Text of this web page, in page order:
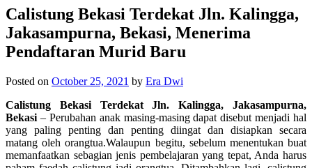
Calistung Bekasi Terdekat Jln. Kalingga,
Jakasampurna, Bekasi, Menerima
Pendaftaran Murid Baru
Posted on October 25, 2021 by Era Dwi
Calistung Bekasi Terdekat Jln. Kalingga, Jakasampurna,
Bekasi – Perubahan anak masing-masing dapat disebut menjadi hal
yang paling penting dan penting diingat dan disiapkan secara
matang oleh orangtua.Walaupun begitu, sebelum menentukan buat
memanfaatkan sebagian jenis pembelajaran yang tepat, Anda harus